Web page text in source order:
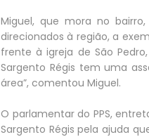
Miguel, que mora no
direcionados à região, a
frente à igreja de São
Sargento Régis tem uma
área”, comentou Miguel.
O parlamentar do PPS,
Sargento Régis pela ajuda